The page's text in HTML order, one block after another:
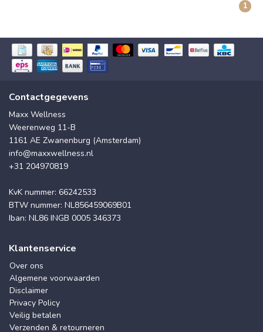
1
Contactgegevens
Maxx Wellness
Weerenweg 11-B
1161 AE Zwanenburg (Amsterdam)
info@maxxwellness.nl
+31 204970819
KvK nummer: 66242533
BTW nummer: NL856459069B01
Iban: NL86 INGB 0005 346373
Klantenservice
Over ons
Algemene voorwaarden
Disclaimer
Privacy Policy
Veilig betalen
Verzenden & retourneren